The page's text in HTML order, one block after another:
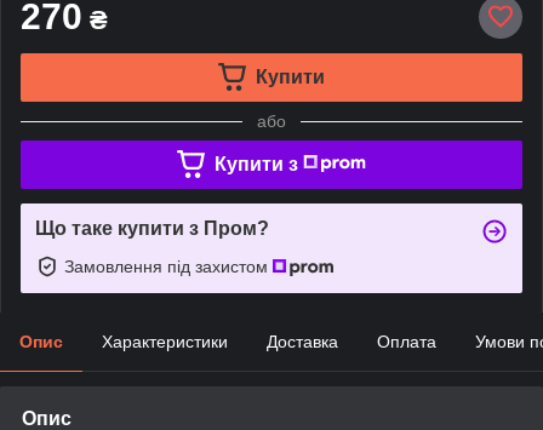
270 ₴
Купити
або
Купити з
Що таке купити з Пром?
Замовлення під захистом
Опис Характеристики Доставка Оплата Умови
Опис